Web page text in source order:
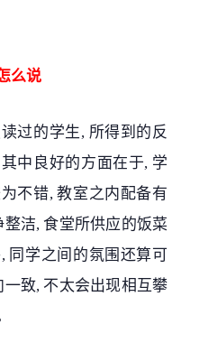
么说
过的学生, 所得到的反
中良好的方面在于, 学
不错, 教室之内配备有
洁, 食堂所供应的饭菜
同学之间的氛围还算可
致, 不太会出现相互攀